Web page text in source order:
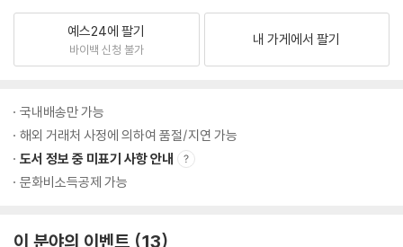
예스24에 팔기
바이백 신청 불가
내 가게에서 팔기
국내배송만 가능
해외 거래처 사정에 의하여 품절/지연 가능
도서 정보 중 미표기 사항 안내
문화비소득공제 가능
이 분야의 이벤트 13